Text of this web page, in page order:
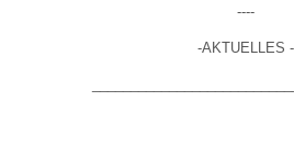
----
-AKTUELLES -